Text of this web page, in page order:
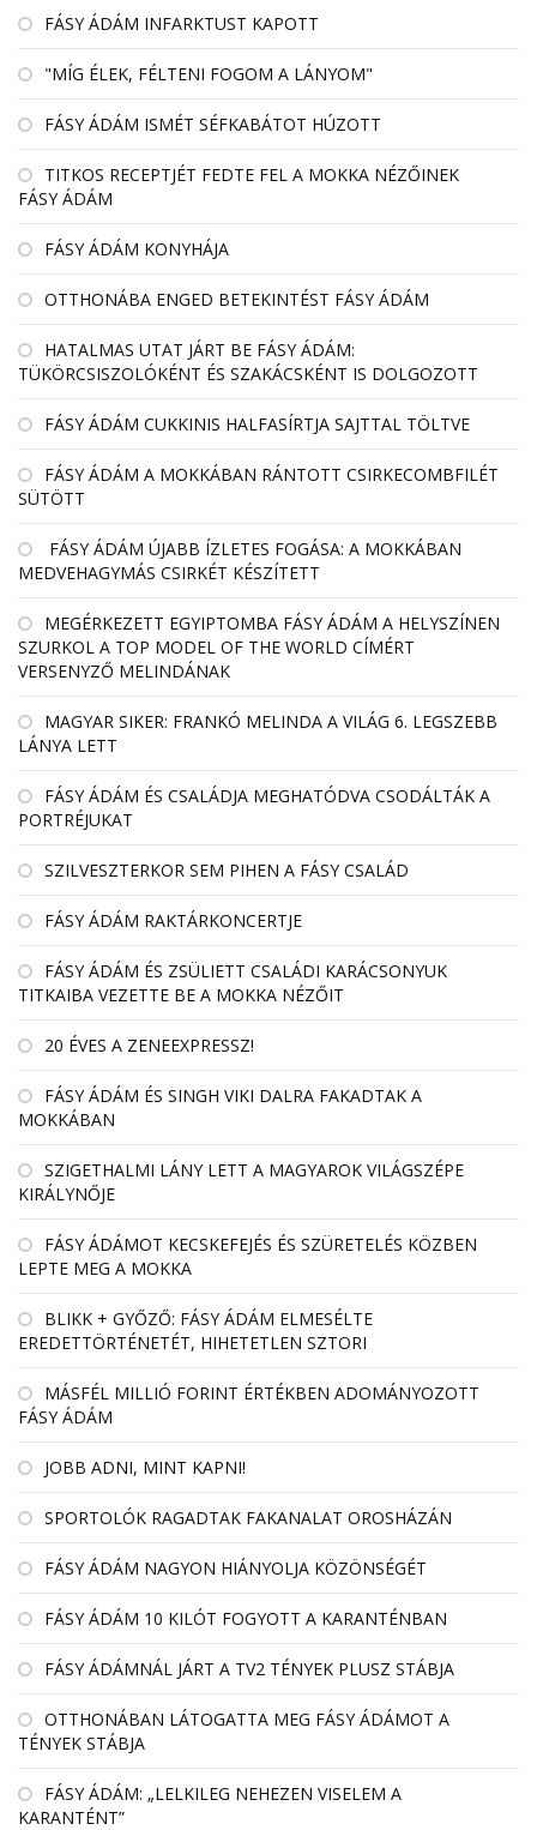
FÁSY ÁDÁM INFARKTUST KAPOTT
"MÍG ÉLEK, FÉLTENI FOGOM A LÁNYOM"
FÁSY ÁDÁM ISMÉT SÉFKABÁTOT HÚZOTT
TITKOS RECEPTJÉT FEDTE FEL A MOKKA NÉZŐINEK
FÁSY ÁDÁM
FÁSY ÁDÁM KONYHÁJA
OTTHONÁBA ENGED BETEKINTÉST FÁSY ÁDÁM
HATALMAS UTAT JÁRT BE FÁSY ÁDÁM:
TÜKÖRCSISZOLÓKÉNT ÉS SZAKÁCSKÉNT IS DOLGOZOTT
FÁSY ÁDÁM CUKKINIS HALFASÍRTJA SAJTTAL TÖLTVE
FÁSY ÁDÁM A MOKKÁBAN RÁNTOTT CSIRKECOMBFILÉT
SÜTÖTT
FÁSY ÁDÁM ÚJABB ÍZLETES FOGÁSA: A MOKKÁBAN
MEDVEHAGYMÁS CSIRKÉT KÉSZÍTETT
MEGÉRKEZETT EGYIPTOMBA FÁSY ÁDÁM A HELYSZÍNEN
SZURKOL A TOP MODEL OF THE WORLD CÍMÉRT
VERSENYZŐ MELINDÁNAK
MAGYAR SIKER: FRANKÓ MELINDA A VILÁG 6. LEGSZEBB
LÁNYA LETT
FÁSY ÁDÁM ÉS CSALÁDJA MEGHATÓDVA CSODÁLTÁK A
PORTRÉJUKAT
SZILVESZTERKOR SEM PIHEN A FÁSY CSALÁD
FÁSY ÁDÁM RAKTÁRKONCERTJE
FÁSY ÁDÁM ÉS ZSÜLIETT CSALÁDI KARÁCSONYUK
TITKAIBA VEZETTE BE A MOKKA NÉZŐIT
20 ÉVES A ZENEEXPRESSZ!
FÁSY ÁDÁM ÉS SINGH VIKI DALRA FAKADTAK A
MOKKÁBAN
SZIGETHALMI LÁNY LETT A MAGYAROK VILÁGSZÉPE
KIRÁLYNŐJE
FÁSY ÁDÁMOT KECSKEFEJÉS ÉS SZÜRETELÉS KÖZBEN
LEPTE MEG A MOKKA
BLIKK + GYŐZŐ: FÁSY ÁDÁM ELMESÉLTE
EREDETTÖRTÉNETÉT, HIHETETLEN SZTORI
MÁSFÉL MILLIÓ FORINT ÉRTÉKBEN ADOMÁNYOZOTT
FÁSY ÁDÁM
JOBB ADNI, MINT KAPNI!
SPORTOLÓK RAGADTAK FAKANALAT OROSHÁZÁN
FÁSY ÁDÁM NAGYON HIÁNYOLJA KÖZÖNSÉGÉT
FÁSY ÁDÁM 10 KILÓT FOGYOTT A KARANTÉNBAN
FÁSY ÁDÁMNÁL JÁRT A TV2 TÉNYEK PLUSZ STÁBJA
OTTHONÁBAN LÁTOGATTA MEG FÁSY ÁDÁMOT A
TÉNYEK STÁBJA
FÁSY ÁDÁM: „LELKILEG NEHEZEN VISELEM A
KARANTÉNT”